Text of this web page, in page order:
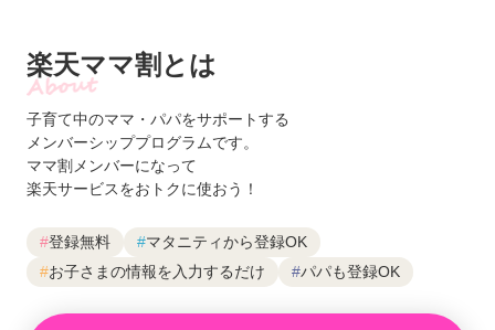
楽天ママ割とは
子育て中のママ・パパをサポートする
メンバーシッププログラムです。
ママ割メンバーになって
楽天サービスをおトクに使おう！
#登録無料 #マタニティから登録OK
#お子さまの情報を入力するだけ #パパも登録OK